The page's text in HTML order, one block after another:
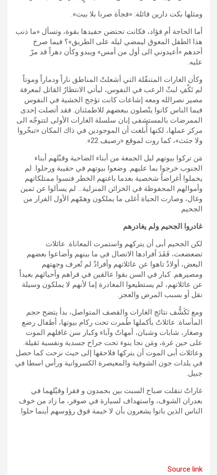
ومثلها بكت دارين قائلة: «فجأة صرنا بلا بيت».
أما الحاجة أم فؤاد، فكانت تحتضن حفيدها بقوة، وتسأل «ما ذنب
هذا الطفل المعوق ليمضي ليله على الطريق»؟ فيما صرخ
أحدهم «أعيدوني الى أول من أمس» ويبدو وكأن دهراً قد مرّ
عليه.
وكأن الغارات المتنقّلة التي أشعلتْ المناطق ناراً ودماراً وموتاً
لم تَكْفِ لبثّ الرعب في النفوس، ليأتي الانتظارُ القاتل لمعرفة
مصير نصرالله ومعه إشاعات كانت تؤجج الخشية في النفوس
فيما الناس كانوا يتّصلون ببعضهم للاطمئنان. فقد أتصلت إحدى
الممرضات بالمستشفى إبان سلسلة الغارات الأولى لتتوجّه الى
مركز عملها، لكنها أُبلغت أن الموجودين في ذاك المكان «تبخّروا
ولا جثث»، كما روت لموقع «رصيف 22».
مَن تركوا بيوتهم ليل الجمعة من أبناء الضاحية وقبْلهم أبناء
الجنوب خرجوا بما عليهم. وضعوا بيوتهم في حقيبة ورحلوا. لم
يحملوا أغراضاً شخصية بعدما باغتهم الخطر فنسوا ممتلكاتهم
وأموالهم المحفوظة في الخزائن المنزلية… لم يسألوا عن ثمين
وغال، وصارت الحياة أغلى ما يملكون وهمّهم الأول الفرار من
الجحيم.
غادروا الجحيم ولم يغادرهم
لكن الجحيم أبى أن يتركهم واستمرت المعاناة. عائلات
تضعضعت، فَقَدَ أفرادها الاتصال في ما بينهم وأضاعوا بعضهم
البعض، أولادٌ تاهوا عن عائلاتهم وأفرادٌ لم تُعرف وجهتهم
ومصيرهم. كبار في السن بقوا عالقين في قراهم وأحيائهم بعيداً
عن عائلاتهم، لم يستطيعوا المغادرة إما لأنهم لا يملكون وسيلة
نقل أو بسبب المرض والعجز.
ومع تَكَشُّف نتائج الغارات والقصف المتواصل، بدأ يتضح حجم
المأساة: عائلاتٌ بأكملها طُمرت تحت ركام بيوتها، أطفال رضع
وصغار، شابات وشبان، أمهاتٌ وآباء وكبار سن غافلهم الموت
على حين غرة، ومَن نجا ينوء تحت جراح جسدية ونفسية ثقيلة.
وعائلات أبى الموت أن يتركها فلاحقها إلى حيث نزحت كما حصل
في بلدات جون الشوفية والمعيصرة الكسروانية ورأس اسطا في
جبيل.
غاراتٌ تنقلت صباح السبت بين بحمدون و فقرا وقبْلهما في
بعدران الشوف، واستهداف لسيارة في صوفر، ما زاد من خوف
الناس الذين باتوا يشعرون بأن لا خيمة فوق رؤوسهم أينما حلوا.
Source link